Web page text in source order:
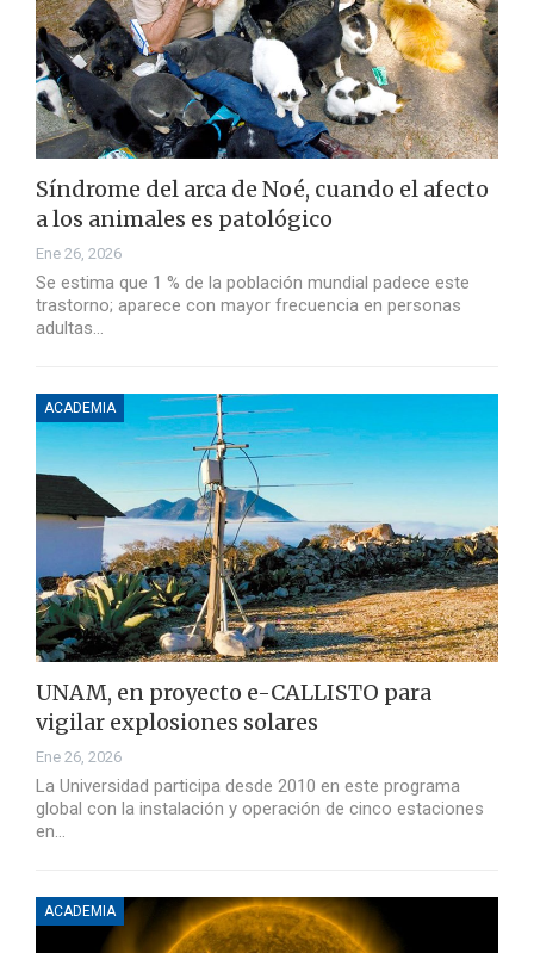
Síndrome del arca de Noé, cuando el afecto
a los animales es patológico
Ene 26, 2026
Se estima que 1 % de la población mundial padece este
trastorno; aparece con mayor frecuencia en personas
adultas…
ACADEMIA
UNAM, en proyecto e-CALLISTO para
vigilar explosiones solares
Ene 26, 2026
La Universidad participa desde 2010 en este programa
global con la instalación y operación de cinco estaciones
en…
ACADEMIA